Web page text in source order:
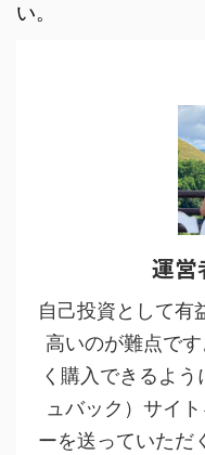
い。
運営
自己投資として有
高いのが難点で
く購入できるよ
ュバック）サイ
ーを送っていただ